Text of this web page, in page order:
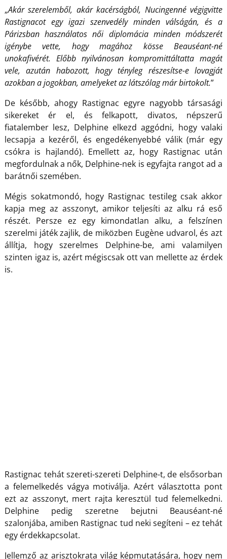
„Akár szerelemből, akár kacérságból, Nucingenné végigvitte
Rastignacot egy igazi szenvedély minden válságán, és a
Párizsban használatos női diplomácia minden módszerét
igénybe vette, hogy magához kösse Beauséant-né
unokafivérét. Előbb nyilvánosan kompromittáltatta magát
vele, azután habozott, hogy tényleg részesítse-e lovagját
azokban a jogokban, amelyeket az látszólag már birtokolt.”
De később, ahogy Rastignac egyre nagyobb társasági
sikereket ér el, és felkapott, divatos, népszerű
fiatalember lesz, Delphine elkezd aggódni, hogy valaki
lecsapja a kezéről, és engedékenyebbé válik (már egy
csókra is hajlandó). Emellett az, hogy Rastignac után
megfordulnak a nők, Delphine-nek is egyfajta rangot ad a
barátnői szemében.
Mégis sokatmondó, hogy Rastignac testileg csak akkor
kapja meg az asszonyt, amikor teljesíti az alku rá eső
részét. Persze ez egy kimondatlan alku, a felszínen
szerelmi játék zajlik, de miközben Eugène udvarol, és azt
állítja, hogy szerelmes Delphine-be, ami valamilyen
szinten igaz is, azért mégiscsak ott van mellette az érdek
is.
Rastignac tehát szereti-szereti Delphine-t, de elsősorban
a felemelkedés vágya motiválja. Azért választotta pont
ezt az asszonyt, mert rajta keresztül tud felemelkedni.
Delphine pedig szeretne bejutni Beauséant-né
szalonjába, amiben Rastignac tud neki segíteni – ez tehát
egy érdekkapcsolat.
Jellemző az arisztokrata világ képmutatására, hogy nem